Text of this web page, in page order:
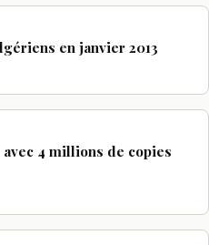
en janvier 2013
4 millions de copies